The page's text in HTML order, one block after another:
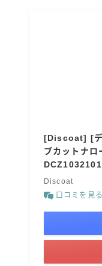
[Discoat] [デ
ブカットナロ
Discoat
口コミを見る